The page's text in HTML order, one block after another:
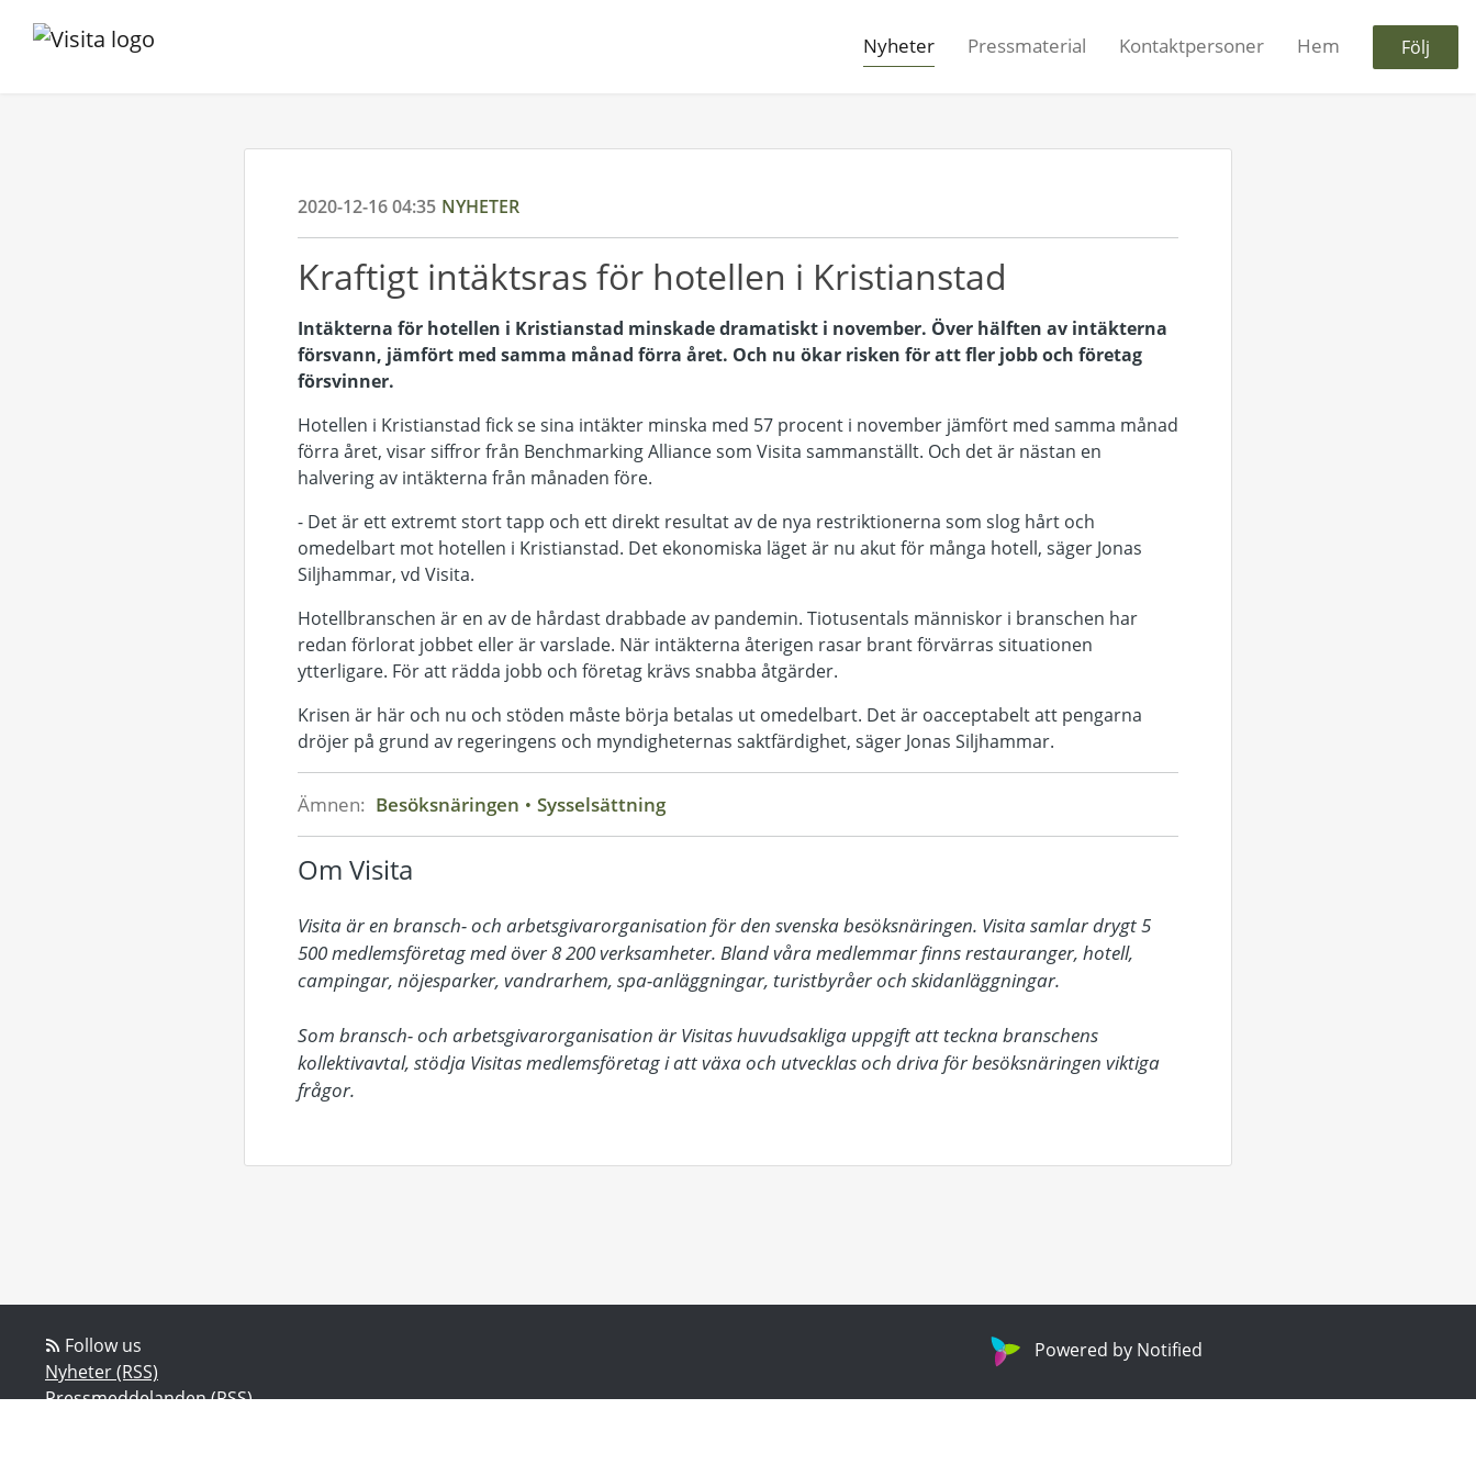
Nyheter Pressmaterial Kontaktpersoner Hem Följ
2020-12-16 04:35 NYHETER
Kraftigt intäktsras för hotellen i Kristianstad
Intäkterna för hotellen i Kristianstad minskade dramatiskt i november. Över hälften av intäkterna
försvann, jämfört med samma månad förra året. Och nu ökar risken för att fler jobb och företag
försvinner.
Hotellen i Kristianstad fick se sina intäkter minska med 57 procent i november jämfört med samma månad
förra året, visar siffror från Benchmarking Alliance som Visita sammanställt. Och det är nästan en
halvering av intäkterna från månaden före.
- Det är ett extremt stort tapp och ett direkt resultat av de nya restriktionerna som slog hårt och
omedelbart mot hotellen i Kristianstad. Det ekonomiska läget är nu akut för många hotell, säger Jonas
Siljhammar, vd Visita.
Hotellbranschen är en av de hårdast drabbade av pandemin. Tiotusentals människor i branschen har
redan förlorat jobbet eller är varslade. När intäkterna återigen rasar brant förvärras situationen
ytterligare. För att rädda jobb och företag krävs snabba åtgärder.
Krisen är här och nu och stöden måste börja betalas ut omedelbart. Det är oacceptabelt att pengarna
dröjer på grund av regeringens och myndigheternas saktfärdighet, säger Jonas Siljhammar.
Ämnen: Besöksnäringen Sysselsättning
Om Visita
Visita är en bransch- och arbetsgivarorganisation för den svenska besöksnäringen. Visita samlar drygt 5
500 medlemsföretag med över 8 200 verksamheter. Bland våra medlemmar finns restauranger, hotell,
campingar, nöjesparker, vandrarhem, spa-anläggningar, turistbyråer och skidanläggningar.
Som bransch- och arbetsgivarorganisation är Visitas huvudsakliga uppgift att teckna branschens
kollektivavtal, stödja Visitas medlemsföretag i att växa och utvecklas och driva för besöksnäringen viktiga
frågor.
Follow us
Nyheter (RSS)
Pressmeddelanden (RSS)
Powered by Notified